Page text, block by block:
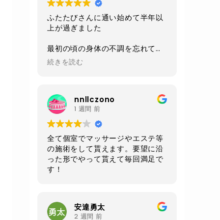
ふたたびさんに通い始めて半年以
上が過ぎました
最初の頃の身体の不調を忘れてし
まうくらい
今は身体も軽くなり毎日楽しく過
施術、環境、セラピストさんの対
応、
毎回いつも全てにおいて素晴らし
いの一言です
あと施術前と後にいただけるルイ
ボスティーが自分は大好きです
さんになってしまったので
クワトロでお腹周りをメインに継
続きを読む
nnllczono
1 週間 前
全て個室でマッサージやエステ等
の施術をして貰えます。要望に沿
った形でやって貰えて毎回満足で
す！
安達勇太
2 週間 前